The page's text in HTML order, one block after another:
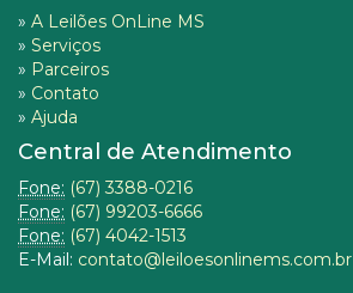
» A Leilões OnLine MS
» Serviços
» Parceiros
» Contato
» Ajuda
Central de Atendimento
Fone: (67) 3388-0216
Fone: (67) 99203-6666
Fone: (67) 4042-1513
E-Mail: contato@leiloesonlinems.com.br